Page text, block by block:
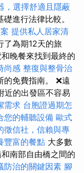
，選擇舒適且隱蔽
進行法律比較。
提供私人居家清
了為期12天的旅
晚餐來找到最終的
尚感 整復與整骨治
免費指南。 ❌遠
近的出發區不容易
需求 台胞證過期怎
您的輔聽設備 歐式
徵信社，信賴與專
豐富的餐點 大多數
南部自由橋之間的
防治的關鍵因素 腳